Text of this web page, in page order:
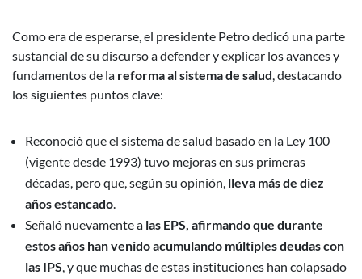
Como era de esperarse, el presidente Petro dedicó una parte
sustancial de su discurso a defender y explicar los avances y
fundamentos de la reforma al sistema de salud, destacando
los siguientes puntos clave:
Reconoció que el sistema de salud basado en la Ley 100
(vigente desde 1993) tuvo mejoras en sus primeras
décadas, pero que, según su opinión, lleva más de diez
años estancado.
Señaló nuevamente a las EPS, afirmando que durante
estos años han venido acumulando múltiples deudas con
las IPS, y que muchas de estas instituciones han colapsado